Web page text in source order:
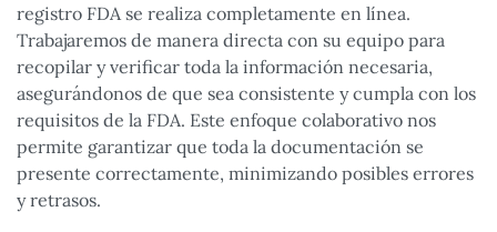
registro FDA se realiza completamente en línea.
Trabajaremos de manera directa con su equipo para
recopilar y verificar toda la información necesaria,
asegurándonos de que sea consistente y cumpla con los
requisitos de la FDA. Este enfoque colaborativo nos
permite garantizar que toda la documentación se
presente correctamente, minimizando posibles errores
y retrasos.